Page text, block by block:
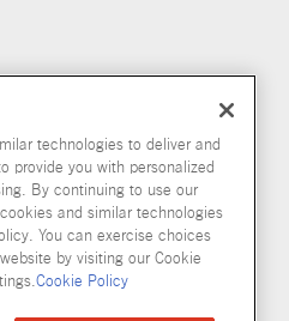
technologies to deliver and
provide you with personalized
By continuing to use our
and similar technologies
You can exercise choices
by visiting our Cookie
Cookie Policy